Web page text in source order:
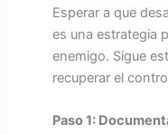
Esperar a que
es una estrategia
enemigo. Sigue
recuperar el
Paso 1: